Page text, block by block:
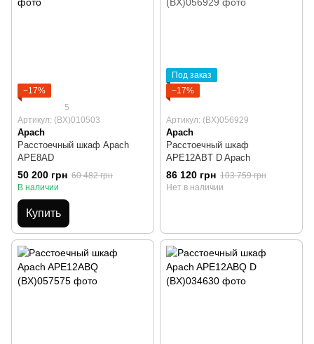
−17%
5
Артикул: (BX)010503
Apach
Расстоечный шкаф Apach
APE8AD
50 200 грн 60 482 грн
В наличии
Купить
Под заказ
−17%
Артикул: (BX)056929
Apach
Расстоечный шкаф
APE12ABT D Apach
86 120 грн 103 759 грн
Нет в наличии